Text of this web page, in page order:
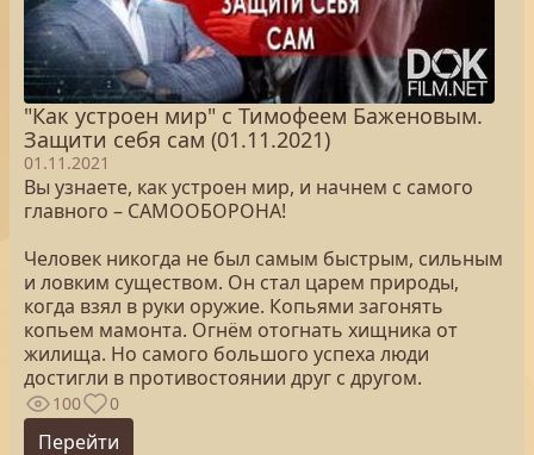
"Как устроен мир" с Тимофеем Баженовым.
Защити себя сам (01.11.2021)
01.11.2021
Вы узнаете, как устроен мир, и начнем с самого
главного – САМООБОРОНА!
Человек никогда не был самым быстрым, сильным
и ловким существом. Он стал царем природы,
когда взял в руки оружие. Копьями загонять
копьем мамонта. Огнём отогнать хищника от
жилища. Но самого большого успеха люди
достигли в противостоянии друг с другом.
100 0
Перейти